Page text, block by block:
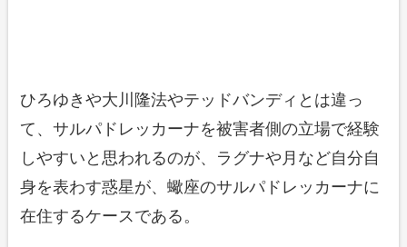
ひろゆきや大川隆法やテッドバンディとは違っ
て、サルパドレッカーナを被害者側の立場で経験
しやすいと思われるのが、ラグナや月など自分自
身を表わす惑星が、蠍座のサルパドレッカーナに
在住するケースである。